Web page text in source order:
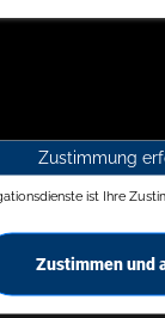
Zustimmung
ist Ihre
Zustimmen und